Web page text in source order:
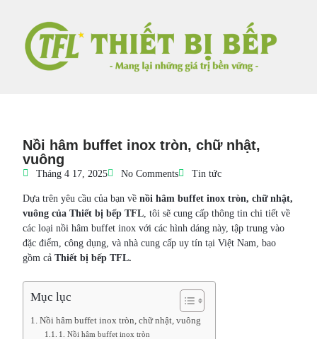
Nồi hâm buffet inox tròn, chữ nhật,
vuông
Tháng 4 17, 2025 No Comments Tin tức
Dựa trên yêu cầu của bạn về nồi hâm buffet inox tròn, chữ nhật,
vuông của Thiết bị bếp TFL , tôi sẽ cung cấp thông tin chi tiết về
các loại nồi hâm buffet inox với các hình dáng này, tập trung vào
đặc điểm, công dụng, và nhà cung cấp uy tín tại Việt Nam, bao
gồm cả Thiết bị bếp TFL.
Mục lục
Nồi hâm buffet inox tròn, chữ nhật, vuông
1. Nồi hâm buffet inox tròn